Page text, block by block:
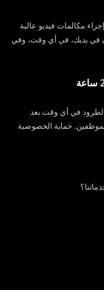
مكالمات فيديو عالية
في يديك، في أي وقت، وفي
في أي وقت بعد
حماية الخصوصية